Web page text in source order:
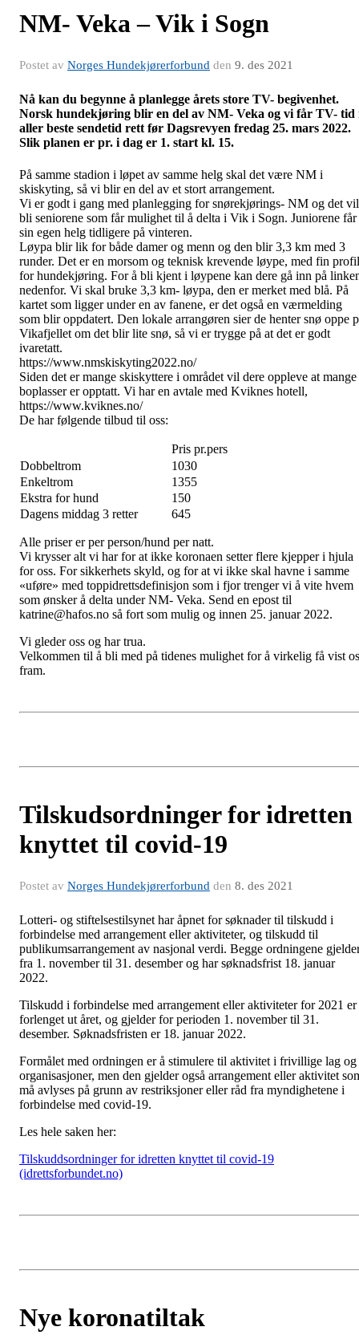
NM- Veka – Vik i Sogn
Postet av Norges Hundekjørerforbund den 9. des 2021
Nå kan du begynne å planlegge årets store TV- begivenhet.
Norsk hundekjøring blir en del av NM- Veka og vi får TV- tid
aller beste sendetid rett før Dagsrevyen fredag 25. mars 2022.
Slik planen er pr. i dag er 1. start kl. 15.
På samme stadion i løpet av samme helg skal det være NM i
skiskyting, så vi blir en del av et stort arrangement.
Vi er godt i gang med planlegging for snørekjørings- NM og det vil
bli seniorene som får mulighet til å delta i Vik i Sogn. Juniorene får
sin egen helg tidligere på vinteren.
Løypa blir lik for både damer og menn og den blir 3,3 km med 3
runder. Det er en morsom og teknisk krevende løype, med fin profil
for hundekjøring. For å bli kjent i løypene kan dere gå inn på
nedenfor. Vi skal bruke 3,3 km- løypa, den er merket med blå. På
kartet som ligger under en av fanene, er det også en værmelding
som blir oppdatert. Den lokale arrangøren sier de henter snø oppe
Vikafjellet om det blir lite snø, så vi er trygge på at det er godt
ivaretatt.
https://www.nmskiskyting2022.no/
Siden det er mange skiskyttere i området vil dere oppleve at mange
boplasser er opptatt. Vi har en avtale med Kviknes hotell,
https://www.kviknes.no/
De har følgende tilbud til oss:
Pris pr.pers
Dobbeltrom
1030
Enkeltrom
1355
Ekstra for hund
150
Dagens middag 3 retter
645
Alle priser er per person/hund per natt.
Vi krysser alt vi har for at ikke koronaen setter flere kjepper i hjula
for oss. For sikkerhets skyld, og for at vi ikke skal havne i samme
«uføre» med toppidrettsdefinisjon som i fjor trenger vi å vite hvem
som ønsker å delta under NM- Veka. Send en epost til
katrine@hafos.no så fort som mulig og innen 25. januar 2022.
Vi gleder oss og har trua.
Velkommen til å bli med på tidenes mulighet for å virkelig få vist
fram.
Tilskudsordninger for idretten
knyttet til covid-19
Postet av Norges Hundekjørerforbund den 8. des 2021
Lotteri- og stiftelsestilsynet har åpnet for søknader til tilskudd i
forbindelse med arrangement eller aktiviteter, og tilskudd til
publikumsarrangement av nasjonal verdi. Begge ordningene
fra 1. november til 31. desember og har søknadsfrist 18. januar
2022.
Tilskudd i forbindelse med arrangement eller aktiviteter for 2021 er
forlenget ut året, og gjelder for perioden 1. november til 31.
desember. Søknadsfristen er 18. januar 2022.
Formålet med ordningen er å stimulere til aktivitet i frivillige lag og
organisasjoner, men den gjelder også arrangement eller aktivitet
må avlyses på grunn av restriksjoner eller råd fra myndighetene i
forbindelse med covid-19.
Les hele saken her:
Tilskuddsordninger for idretten knyttet til covid-19
(idrettsforbundet.no)
Nye koronatiltak